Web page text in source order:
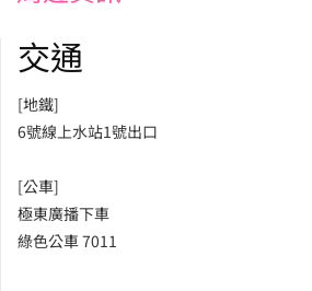
交通
[地鐵]
6號線上水站1號出口
[公車]
極東廣播下車
綠色公車 7011